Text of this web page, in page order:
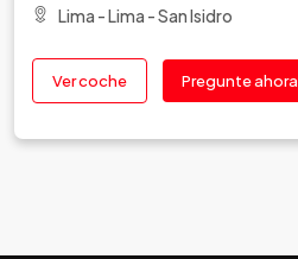
Lima - Lima - San Isidro
Ver coche Pregunte ahora